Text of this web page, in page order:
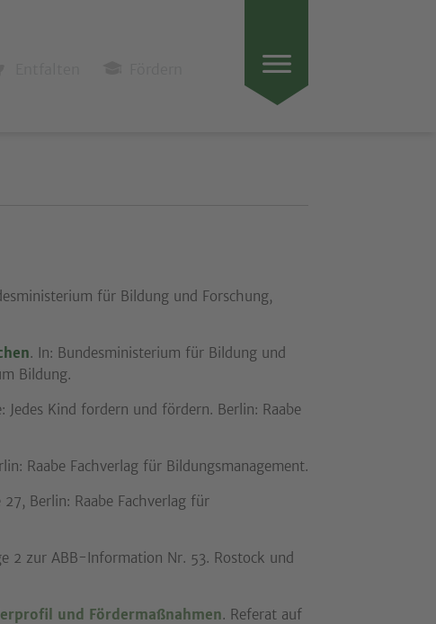
für Bildung und Forschung,
. In: Bundesministerium für Bildung und
Bildung.
Kind fordern und fördern. Berlin: Raabe
Raabe Fachverlag für Bildungsmanagement.
Berlin: Raabe Fachverlag für
2 zur ABB-Information Nr. 53. Rostock und
und Fördermaßnahmen. Referat auf